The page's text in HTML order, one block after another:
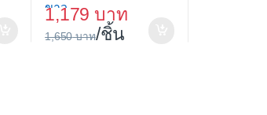
ขาว
1,179
1,650 /ชิ้น